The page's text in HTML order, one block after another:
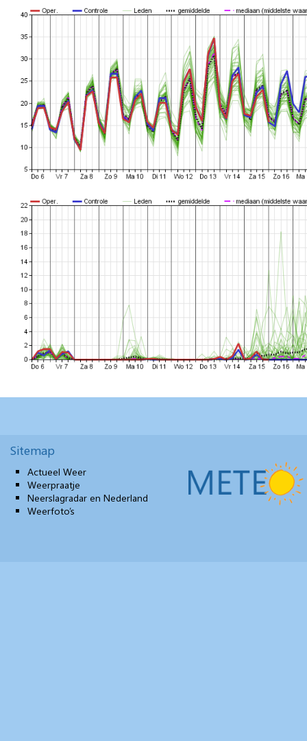
Sitemap
Actueel Weer
Weerpraatje
Neerslagradar en Nederland
Weerfoto’s